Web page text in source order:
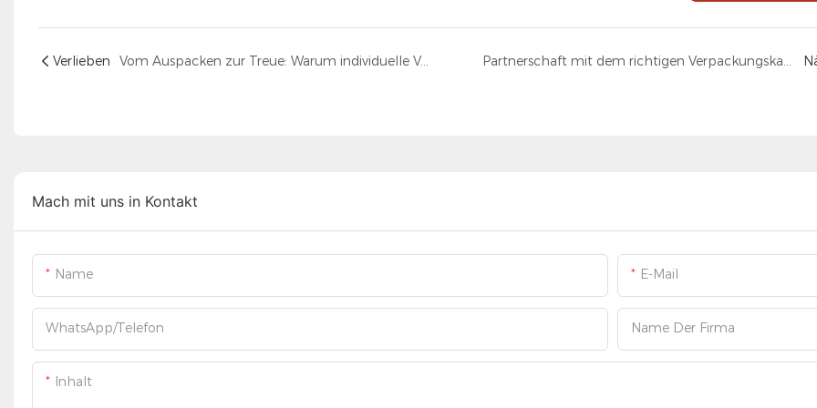
Verlieben Vom Auspacken zur Treue: Warum individuelle Verpackungsboxen mit Logo Ihre beste Marketinginvestition sind Partnerschaft mit dem richtigen Verpackungskartonhersteller: Ein strategischer Leitfaden für Marken
Mach mit uns in Kontakt
Name E-Mail
WhatsApp/Telefon Name Der Firma
Inhalt